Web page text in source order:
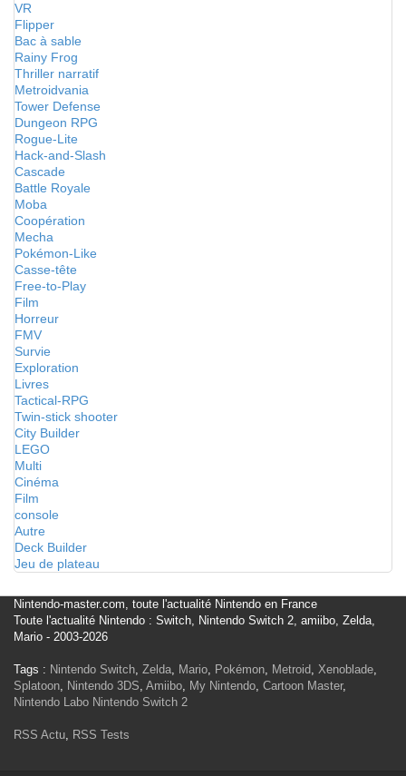
VR
Flipper
Bac à sable
Rainy Frog
Thriller narratif
Metroidvania
Tower Defense
Dungeon RPG
Rogue-Lite
Hack-and-Slash
Cascade
Battle Royale
Moba
Coopération
Mecha
Pokémon-Like
Casse-tête
Free-to-Play
Film
Horreur
FMV
Survie
Exploration
Livres
Tactical-RPG
Twin-stick shooter
City Builder
LEGO
Multi
Cinéma
Film
console
Autre
Deck Builder
Jeu de plateau
Nintendo-master.com, toute l'actualité Nintendo en France
Toute l'actualité Nintendo : Switch, Nintendo Switch 2, amiibo, Zelda,
Mario - 2003-2026
Tags : Nintendo Switch, Zelda, Mario, Pokémon, Metroid, Xenoblade,
Splatoon, Nintendo 3DS, Amiibo, My Nintendo, Cartoon Master,
Nintendo Labo Nintendo Switch 2
RSS Actu, RSS Tests